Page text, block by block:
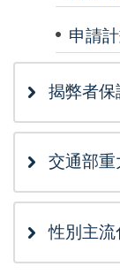
申請
揭弊者保
交通部
性別主流